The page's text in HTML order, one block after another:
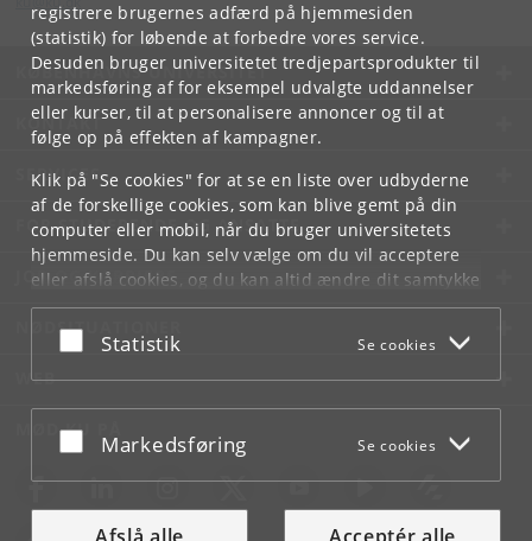
registrere brugernes adfærd på hjemmesiden
(statistik) for løbende at forbedre vores service.
Desuden bruger universitetet tredjepartsprodukter til
markedsføring af for eksempel udvalgte uddannelser
eller kurser, til at personalisere annoncer og til at
følge op på effekten af kampagner.
Klik på "Se cookies" for at se en liste over udbyderne
af de forskellige cookies, som kan blive gemt på din
computer eller mobil, når du bruger universitetets
hjemmeside. Du kan selv vælge om du vil acceptere
eller afslå cookies, og du kan altid ændre dit samtykke
underCookie- og privatlivspolitiksom du finder i
bunden af hver side.
Acceptér eller afslå
Statistik Se cookies
Acceptér eller afslå
Markedsføring Se cookies
KØBENHAVNS UNIVERSITET
KONTAKT
SERVICES
FOR STUDERENDE OG ANSATTE
JOB OG KARRIERE
NØDSITUATIONER
WEB
MØD KU PÅ